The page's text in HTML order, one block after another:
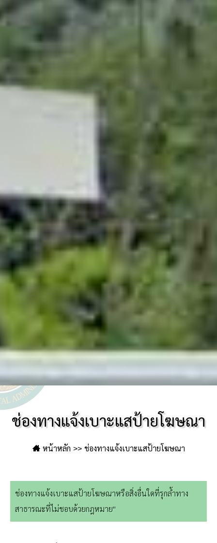
ช่องทางแจ้งเบาะแสป้ายโฆษณา
หน้าหลัก ช่องทางแจ้งเบาะแสป้ายโฆษณา
ช่องทางแจ้งเบาะแสป้ายโฆษณาหรือสิ่งอื่นใดที่รุกล้ำทาง
สาธารณะที่ไม่ชอบด้วยกฎหมาย"